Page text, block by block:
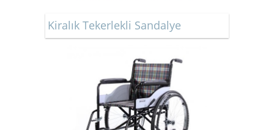
Kiralık Tekerlekli Sandalye